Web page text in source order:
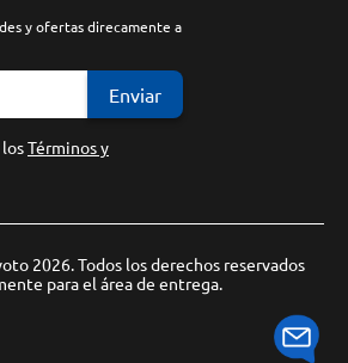
y ofertas direcamente a
Enviar
Términos y
2026. Todos los derechos reservados
para el área de entrega.